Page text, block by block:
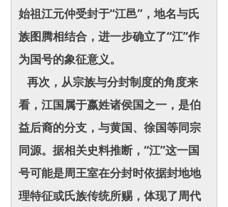
始祖江元仲受封于“江邑”，地名与氏
族图腾相结合，进一步确立了“江”作
为国号的象征意义。
再次，从宗族与分封制度的角度来
看，江国属于嬴姓诸侯国之一，是伯
益后裔的分支，与黄国、徐国等同宗
同源。据相关史料推断，“江”这一国
号可能是周王室在分封时依据封地地
理特征或氏族传统所赐，体现了周代